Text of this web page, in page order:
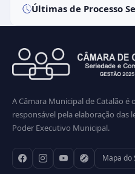
Últimas de Processo
A Câmara Municipal de Catalão
responsável pela elaboração das
Poder Executivo Municipal.
Mapa do